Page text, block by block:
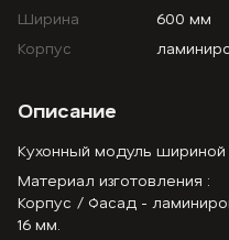
Ширина
600 мм
Корпус
Описание
Кухонный модуль шириной
Материал изготовления :
Корпус / Фасад -
16 мм.